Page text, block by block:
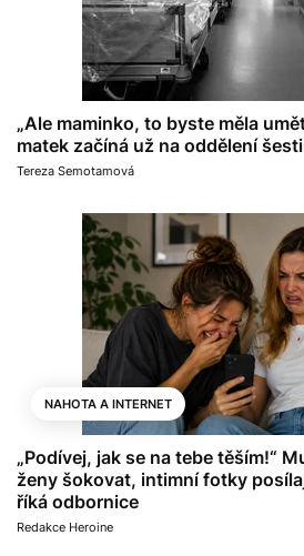
„Ale maminko, to byste měla
matek začíná už na oddělení
Tereza Semotamová
NAHOTA A INTERNET
„Podívej, jak se na tebe těším!“
ženy šokovat, intimní fotky
říká odbornice
Redakce Heroine